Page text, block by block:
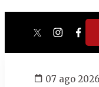
twitter
07 ago 2026